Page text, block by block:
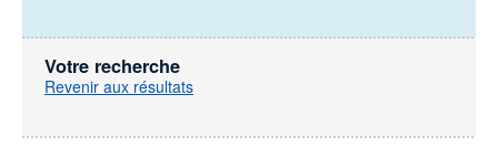
Votre recherche
Revenir aux résultats